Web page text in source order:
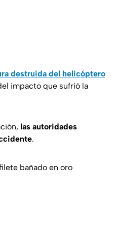
destruida del helicóptero
impacto que sufrió la
las autoridades
.
bañado en oro